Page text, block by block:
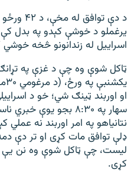
یرغملو د خوشې کېدو په بدل
اسراییل له زندانونو څخه
او اوربند ټینګ شي؛ خو د
سهار په ۸:۳۰ بجو یوې
نتانیاهو په امر اوربند نه
ډلې توافق مات کړی او تر دې
لیست، چې ټاکل شوې وه نن یې
کړی.